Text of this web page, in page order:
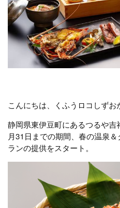
こんにちは、くふうロコしずお
静岡県東伊豆町にあるつるや
月31日までの期間、春の温泉
ランの提供をスタート。